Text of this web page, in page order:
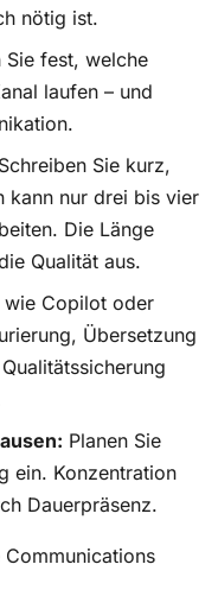
nötig ist.
Sie fest, welche
laufen – und
Schreiben Sie kurz,
kann nur drei bis vier
Die Länge
Qualität aus.
wie Copilot oder
Übersetzung
Planen Sie
ein. Konzentration
Dauerpräsenz.
Communications